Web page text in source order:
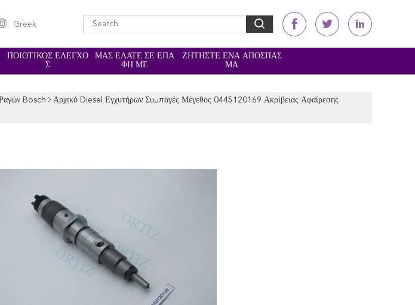
Greek
ΠΟΙΟΤΙΚΌΣ ΈΛΕΓΧΟ
Σ
ΜΑΣ ΕΛΆΤΕ ΣΕ ΕΠΑ
ΦΉ ΜΕ
ΖΗΤΉΣΤΕ ΈΝΑ ΑΠΌΣΠΑΣ
ΜΑ
Bosch
Αρχικό Diesel Εγχυτήρων Συμπαγές Μέγεθος 0445120169 Ακρίβειας Αφαίρεσης